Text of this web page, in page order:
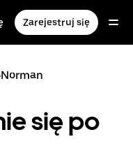
Zarejestruj się
Norman
się po